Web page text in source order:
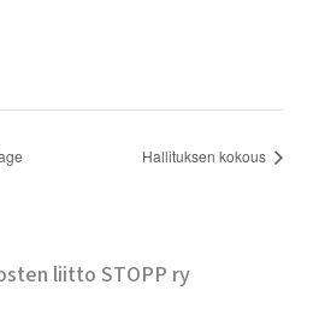
Hallituksen kokous
liitto STOPP ry